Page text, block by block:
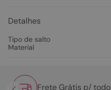
Detalhes
Tipo de salto
Material
Frete Grátis p/